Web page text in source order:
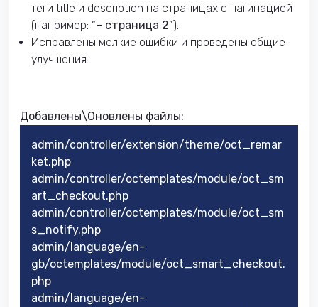
теги title и description на страницах с пагинацией
(например: “– страница 2”).
Исправлены мелкие ошибки и проведены общие
улучшения.
Добавлены\Оновлены файлы:​
admin/controller/extension/theme/oct_remar
ket.php
admin/controller/octemplates/module/oct_sm
art_checkout.php
admin/controller/octemplates/module/oct_sm
s_notify.php
admin/language/en-
gb/octemplates/module/oct_smart_checkout.
php
admin/language/en-